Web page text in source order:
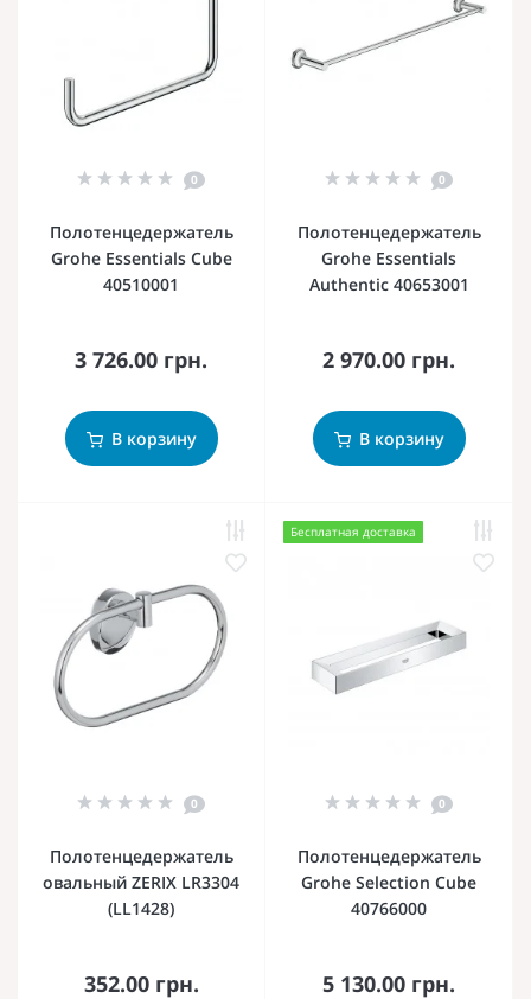
0
Полотенцедержатель
Grohe Essentials Cube
40510001
3 726.00 грн.
В корзину
0
Полотенцедержатель
Grohe Essentials
Authentic 40653001
2 970.00 грн.
В корзину
0
Полотенцедержатель
овальный ZERIX LR3304
(LL1428)
352.00 грн.
Бесплатная доставка
0
Полотенцедержатель
Grohe Selection Cube
40766000
5 130.00 грн.